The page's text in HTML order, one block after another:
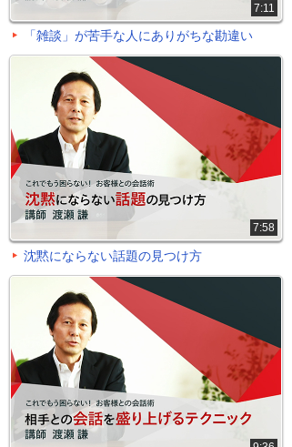
7:11
「雑談」が苦手な人にありがちな勘違い
7:58
沈黙にならない話題の見つけ方